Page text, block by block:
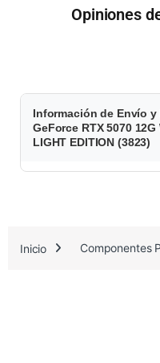
Opiniones
$
1
.
0
Información de Envío y
GeForce RTX 5070
LIGHT EDITION (3823)
Inicio Componentes